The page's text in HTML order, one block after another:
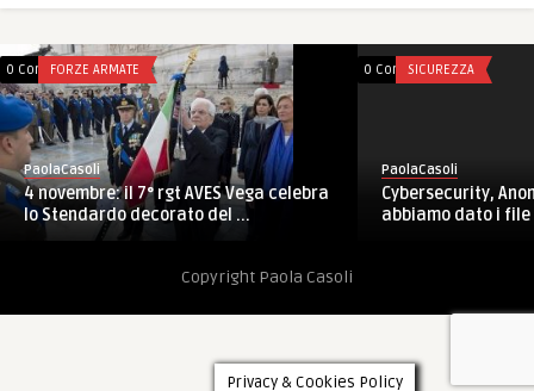
0 CommentsFORZE ARMATE
PaolaCasoli
4 novembre: il 7° rgt AVES Vega celebra
lo Stendardo decorato del ...
0 Comments
SICUREZZA
PaolaCasoli
Cybersecurity,
abbiamo dato i
Copyright Paola Casoli
Privacy & Cookies Policy